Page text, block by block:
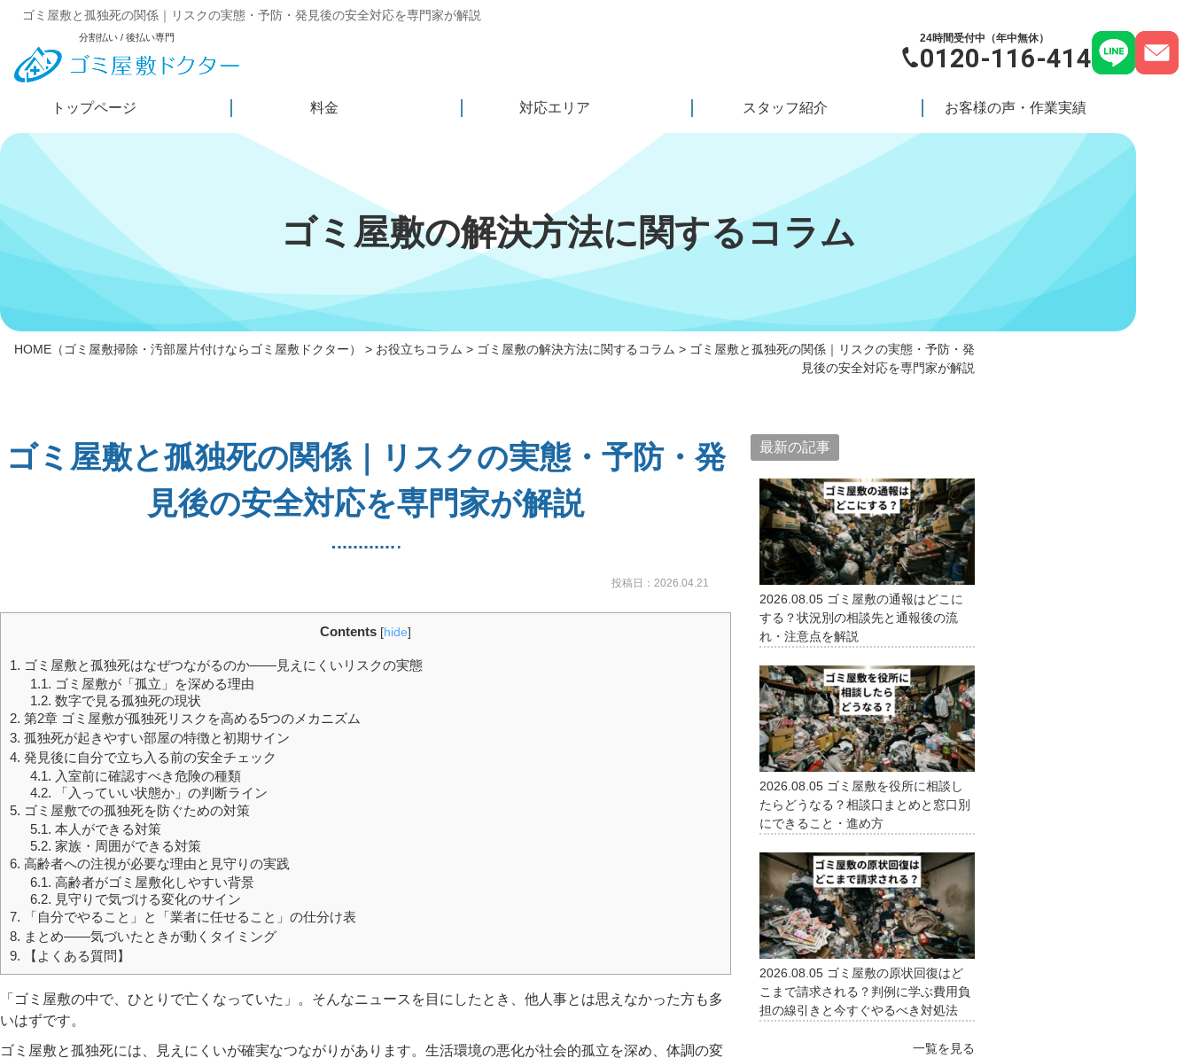
ゴミ屋敷と孤独死の関係｜リスクの実態・予防・発見後の安全対応を専門家が解説
分割払い / 後払い専門 24時間受付中（年中無休）
0120-116-414
トップページ 料金 対応エリア スタッフ紹介 お客様の声・作業実績
ゴミ屋敷の解決方法に関するコラム
HOME （ゴミ屋敷掃除・汚部屋片付けならゴミ屋敷ドクター） > お役立ちコラム > ゴミ屋敷の解決方法に関するコラム > ゴミ屋敷と孤独死の関係｜リスクの実態・予防・発
見後の安全対応を専門家が解説
ゴミ屋敷と孤独死の関係｜リスクの実態・予防・発
見後の安全対応を専門家が解説
投稿日： 2026.04.21
Contents [hide]
1. ゴミ屋敷と孤独死はなぜつながるのか――見えにくいリスクの実態
1.1. ゴミ屋敷が「孤立」を深める理由
1.2. 数字で見る孤独死の現状
2. 第2章 ゴミ屋敷が孤独死リスクを高める5つのメカニズム
3. 孤独死が起きやすい部屋の特徴と初期サイン
4. 発見後に自分で立ち入る前の安全チェック
4.1. 入室前に確認すべき危険の種類
4.2. 「入っていい状態か」の判断ライン
5. ゴミ屋敷での孤独死を防ぐための対策
5.1. 本人ができる対策
5.2. 家族・周囲ができる対策
6. 高齢者への注視が必要な理由と見守りの実践
6.1. 高齢者がゴミ屋敷化しやすい背景
6.2. 見守りで気づける変化のサイン
7. 「自分でやること」と「業者に任せること」の仕分け表
8. まとめ――気づいたときが動くタイミング
9. 【よくある質問】
「ゴミ屋敷の中で、ひとりで亡くなっていた」。そんなニュースを目にしたとき、他人事とは思えなかった方も多
いはずです。
ゴミ屋敷と孤独死には、見えにくいが確実なつながりがあります。生活環境の悪化が社会的孤立を深め、体調の変
最新の記事
2026.08.05 ゴミ屋敷の通報はどこに
する？状況別の相談先と通報後の流
れ・注意点を解説
2026.08.05 ゴミ屋敷を役所に相談し
たらどうなる？相談口まとめと窓口別
にできること・進め方
2026.08.05 ゴミ屋敷の原状回復はど
こまで請求される？判例に学ぶ費用負
担の線引きと今すぐやるべき対処法
一覧を見る